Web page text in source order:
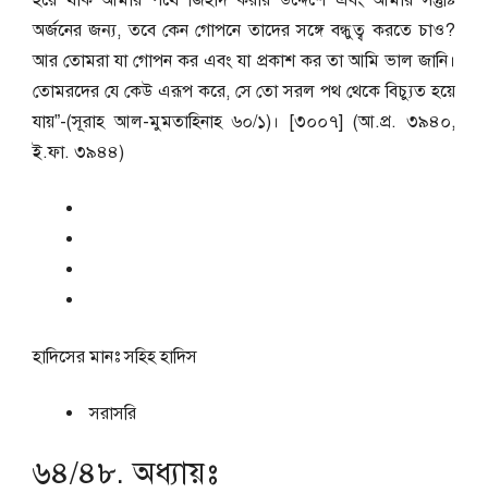
অর্জনের জন্য, তবে কেন গোপনে তাদের সঙ্গে বন্ধুত্ব করতে চাও?
আর তোমরা যা গোপন কর এবং যা প্রকাশ কর তা আমি ভাল জানি।
তোমরদের যে কেউ এরূপ করে, সে তো সরল পথ থেকে বিচ্যুত হয়ে
যায়”-(সূরাহ আল-মুমতাহিনাহ ৬০/১)। [৩০০৭] (আ.প্র. ৩৯৪০,
ই.ফা. ৩৯৪৪)
হাদিসের মানঃসহিহ হাদিস
সরাসরি
৬৪/৪৮. অধ্যায়ঃ